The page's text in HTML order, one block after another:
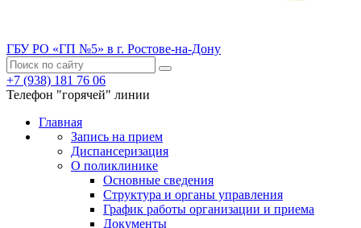
ГБУ РО «ГП №5» в г. Ростове-на-Дону
+7 (938) 181 76 06
Телефон "горячей" линии
Главная
Запись на прием
Диспансеризация
О поликлинике
Основные сведения
Структура и органы управления
График работы организации и приема
Документы